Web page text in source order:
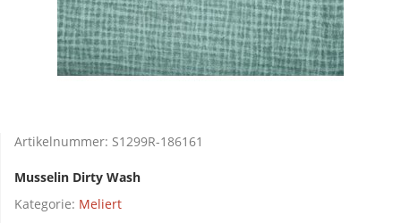
Artikelnummer: S1299R-186161
Musselin Dirty Wash
Kategorie: Meliert